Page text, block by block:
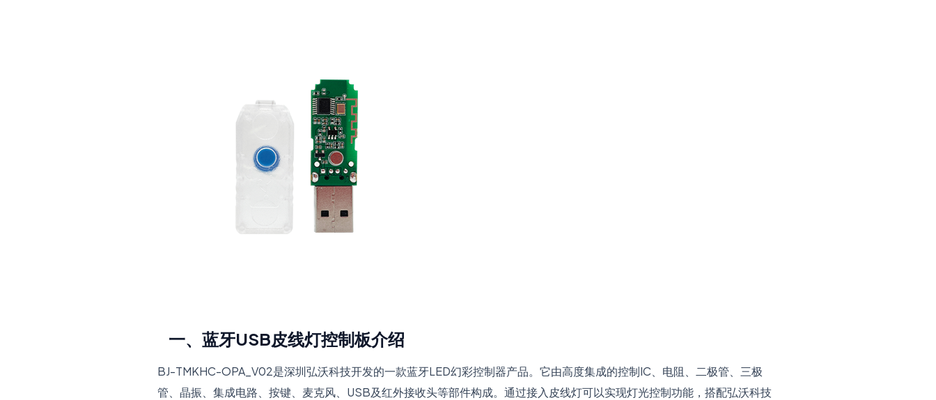
一、蓝牙USB皮线灯控制板介绍
BJ-TMKHC-OPA_V02是深圳弘沃科技开发的一款蓝牙LED幻彩控制器产品。它由高度集成的控制IC、电阻、二极管、三极
管、晶振、集成电路、按键、麦克风、USB及红外接收头等部件构成。通过接入皮线灯可以实现灯光控制功能，搭配弘沃科技